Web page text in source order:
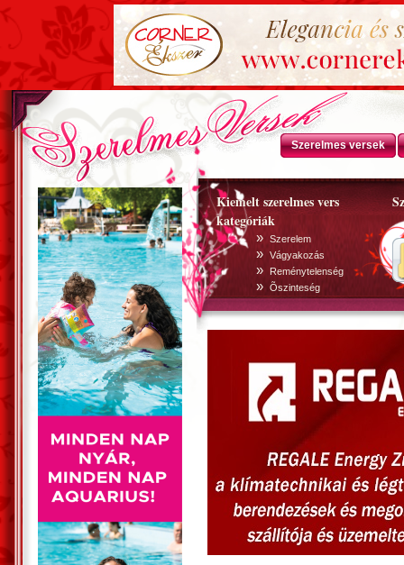
Szerelmes versek
Kiemelt szerelmes vers
kategóriák
» Szerelem
» Vágyakozás
» Reménytelenség
» Õszinteség